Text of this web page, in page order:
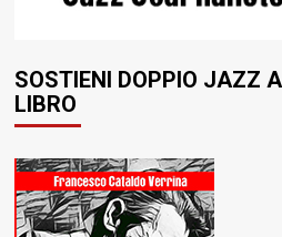
SOSTIENI DOPPIO JAZZ
LIBRO